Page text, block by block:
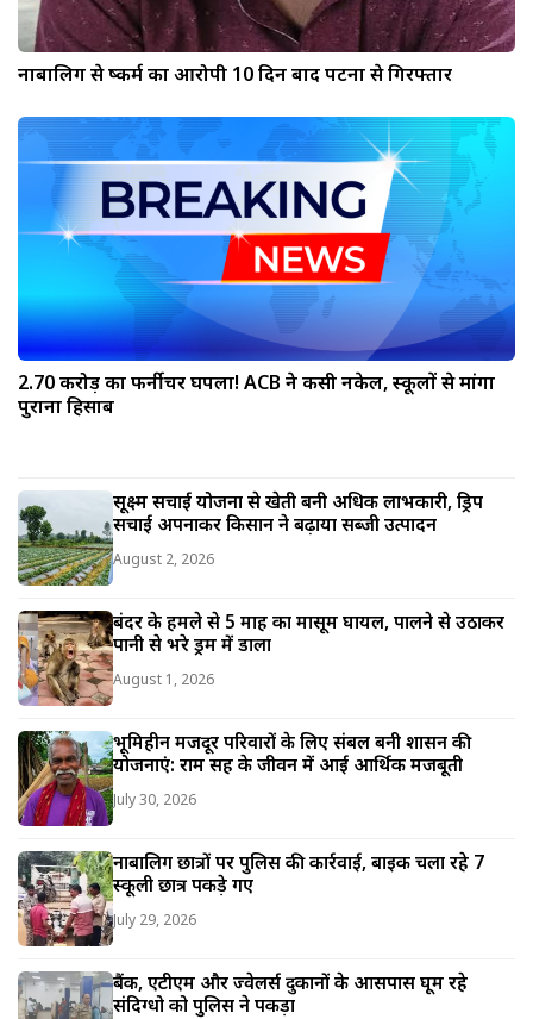
नाबालिग से दुष्कर्म का आरोपी 10 दिन बाद पटना से गिरफ्तार
2.70 करोड़ का फर्नीचर घपला! ACB ने कसी नकेल, स्कूलों से मांगा
पुराना हिसाब
सूक्ष्म सिंचाई योजना से खेती बनी अधिक लाभकारी, ड्रिप
सिंचाई अपनाकर किसान ने बढ़ाया सब्जी उत्पादन
August 2, 2026
बंदर के हमले से 5 माह का मासूम घायल, पालने से उठाकर
पानी से भरे ड्रम में डाला
August 1, 2026
भूमिहीन मजदूर परिवारों के लिए संबल बनी शासन की
योजनाएं: राम सिंह के जीवन में आई आर्थिक मजबूती
July 30, 2026
नाबालिग छात्रों पर पुलिस की कार्रवाई, बाइक चला रहे 7
स्कूली छात्र पकड़े गए
July 29, 2026
बैंक, एटीएम और ज्वेलर्स दुकानों के आसपास घूम रहे
संदिग्धो को पुलिस ने पकड़ा